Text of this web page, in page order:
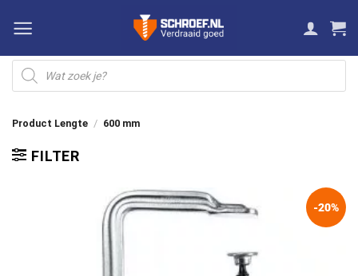
naar
inhoud
Producten
zoeken
Product Lengte / 600 mm
FILTER
-20%